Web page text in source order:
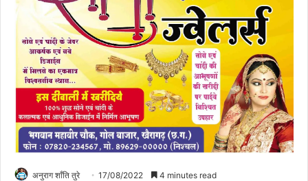
अनुराग शाँति तुरे 17/08/2022 4 minutes read